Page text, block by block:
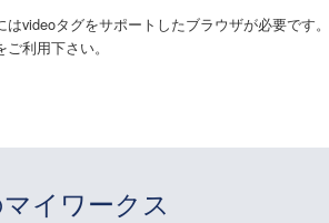
はvideoタグをサポートしたブラウザが必要です。
利用下さい。
イワークス